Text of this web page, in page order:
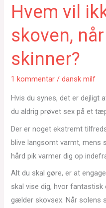
Hvem vil
skoven,
skinner?
1 kommentar /dansk milf
Hvis du synes, det er dejligt
du aldrig prøvet sex på et
Der er noget ekstremt
blive langsomt varmt, mens
hård pik varmer dig op
Alt du skal gøre, er at
skal vise dig, hvor
gælder skovsex. Når solens